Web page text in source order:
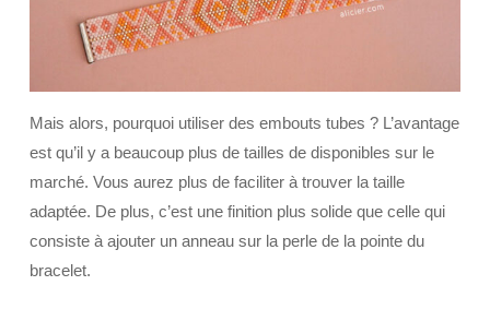
Mais alors, pourquoi utiliser des embouts tubes ? L’avantage
est qu’il y a beaucoup plus de tailles de disponibles sur le
marché. Vous aurez plus de faciliter à trouver la taille
adaptée. De plus, c’est une finition plus solide que celle qui
consiste à ajouter un anneau sur la perle de la pointe du
bracelet.